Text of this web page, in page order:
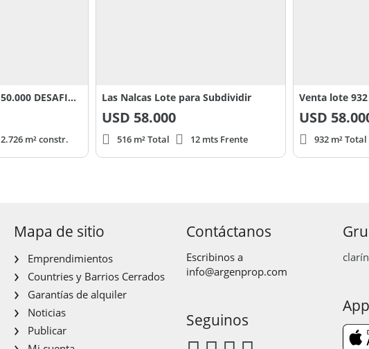
OPORTUNIDAD U$s 50.000 DESAFIO Mza F - Club house de Golf
2.726 m² constr.
Las Nalcas Lote para Subdividir
USD 58.000
516 m² Total 12 mts Frente
USD
932 m² Total
Mapa de sitio
Emprendimientos
Countries y Barrios Cerrados
Garantías de alquiler
Noticias
Publicar
Contáctanos
Escribinos a
info@argenprop.com
Seguinos